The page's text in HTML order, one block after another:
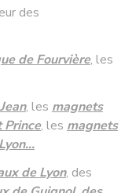
des
de Fourvière, les
, les magnets
Prince, les magnets
...
de Lyon, des